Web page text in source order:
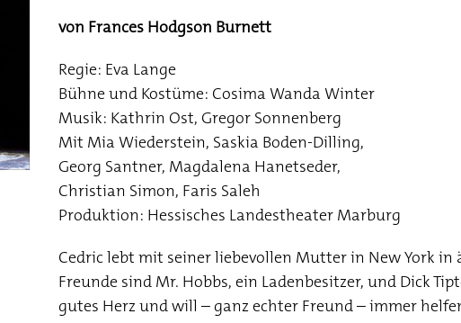
von Frances Hodgson Burnett
Regie: Eva Lange
Bühne und Kostüme: Cosima Wanda Winter
Musik: Kathrin Ost, Gregor Sonnenberg
Mit Mia Wiederstein, Saskia Boden-Dilling,
Georg Santner, Magdalena Hanetseder,
Christian Simon, Faris Saleh
Produktion: Hessisches Landestheater Marburg
Cedric lebt mit seiner liebevollen Mutter in New York
Freunde sind Mr. Hobbs, ein Ladenbesitzer, und Dick
gutes Herz und will – ganz echter Freund – immer